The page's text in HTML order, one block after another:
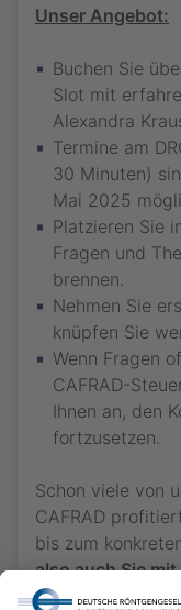
E-Mail-
Bitte beachten
Jetzt
Unser Angebot:
Buchen Sie
Slot mit
Alexandra
Termine am
30 Minuten)
Mai 2025
Platzieren Sie
Fragen und
brennen.
Nehmen Sie
knüpfen Sie
Wenn Fragen
CAFRAD-
Ihnen an, den
fortzusetzen.
Schon viele von
CAFRAD
bis zum
also auch Sie
Gegenseitig von